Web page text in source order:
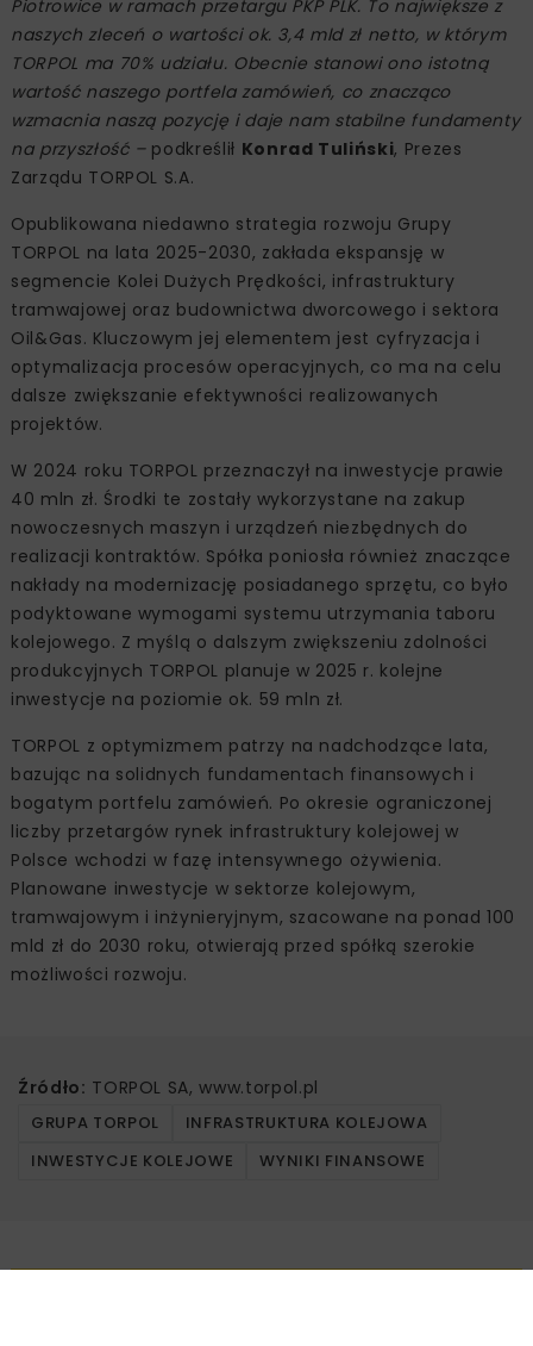
Piotrowice w ramach przetargu PKP PLK. To największe z
naszych zleceń o wartości ok. 3,4 mld zł netto, w którym
TORPOL ma 70% udziału. Obecnie stanowi ono istotną
wartość naszego portfela zamówień, co znacząco
wzmacnia naszą pozycję i daje nam stabilne fundamenty
na przyszłość –podkreślił Konrad Tuliński, Prezes
Zarządu TORPOL S.A.
Opublikowana niedawno strategia rozwoju Grupy
TORPOL na lata 2025-2030, zakłada ekspansję w
segmencie Kolei Dużych Prędkości, infrastruktury
tramwajowej oraz budownictwa dworcowego i sektora
Oil&Gas. Kluczowym jej elementem jest cyfryzacja i
optymalizacja procesów operacyjnych, co ma na celu
dalsze zwiększanie efektywności realizowanych
projektów.
W 2024 roku TORPOL przeznaczył na inwestycje prawie
40 mln zł. Środki te zostały wykorzystane na zakup
nowoczesnych maszyn i urządzeń niezbędnych do
realizacji kontraktów. Spółka poniosła również znaczące
nakłady na modernizację posiadanego sprzętu, co było
podyktowane wymogami systemu utrzymania taboru
kolejowego. Z myślą o dalszym zwiększeniu zdolności
produkcyjnych TORPOL planuje w 2025 r. kolejne
inwestycje na poziomie ok. 59 mln zł.
TORPOL z optymizmem patrzy na nadchodzące lata,
bazując na solidnych fundamentach finansowych i
bogatym portfelu zamówień. Po okresie ograniczonej
liczby przetargów rynek infrastruktury kolejowej w
Polsce wchodzi w fazę intensywnego ożywienia.
Planowane inwestycje w sektorze kolejowym,
tramwajowym i inżynieryjnym, szacowane na ponad 100
mld zł do 2030 roku, otwierają przed spółką szerokie
możliwości rozwoju.
Źródło: TORPOL SA, www.torpol.pl
GRUPA TORPOL
INFRASTRUKTURA KOLEJOWA
INWESTYCJE KOLEJOWE
WYNIKI FINANSOWE